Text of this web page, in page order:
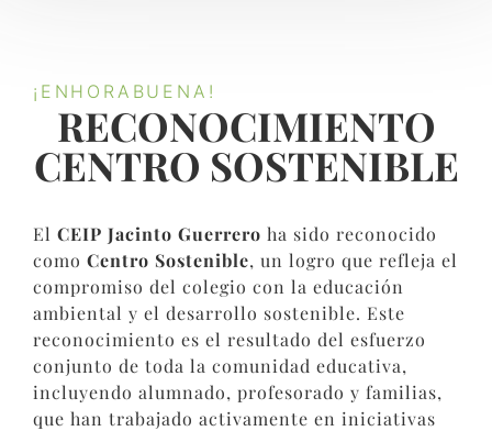
¡ENHORABUENA!
RECONOCIMIENTO
CENTRO SOSTENIBLE​
El CEIP Jacinto Guerrero ha sido reconocido
como Centro Sostenible, un logro que refleja el
compromiso del colegio con la educación
ambiental y el desarrollo sostenible. Este
reconocimiento es el resultado del esfuerzo
conjunto de toda la comunidad educativa,
incluyendo alumnado, profesorado y familias,
que han trabajado activamente en iniciativas